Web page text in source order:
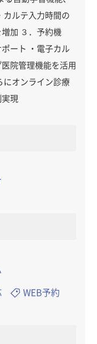
カルテ入力時間の
加 ３．予約機
ート ・電子カル
院管理機能を活用
にオンライン診療
現
WEB予約